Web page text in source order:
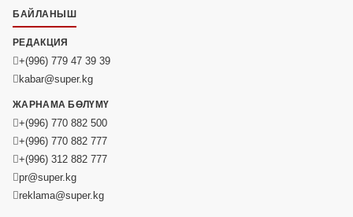
БАЙЛАНЫШ
РЕДАКЦИЯ
+(996) 779 47 39 39
kabar@super.kg
ЖАРНАМА БӨЛҮМҮ
+(996) 770 882 500
+(996) 770 882 777
+(996) 312 882 777
pr@super.kg
reklama@super.kg